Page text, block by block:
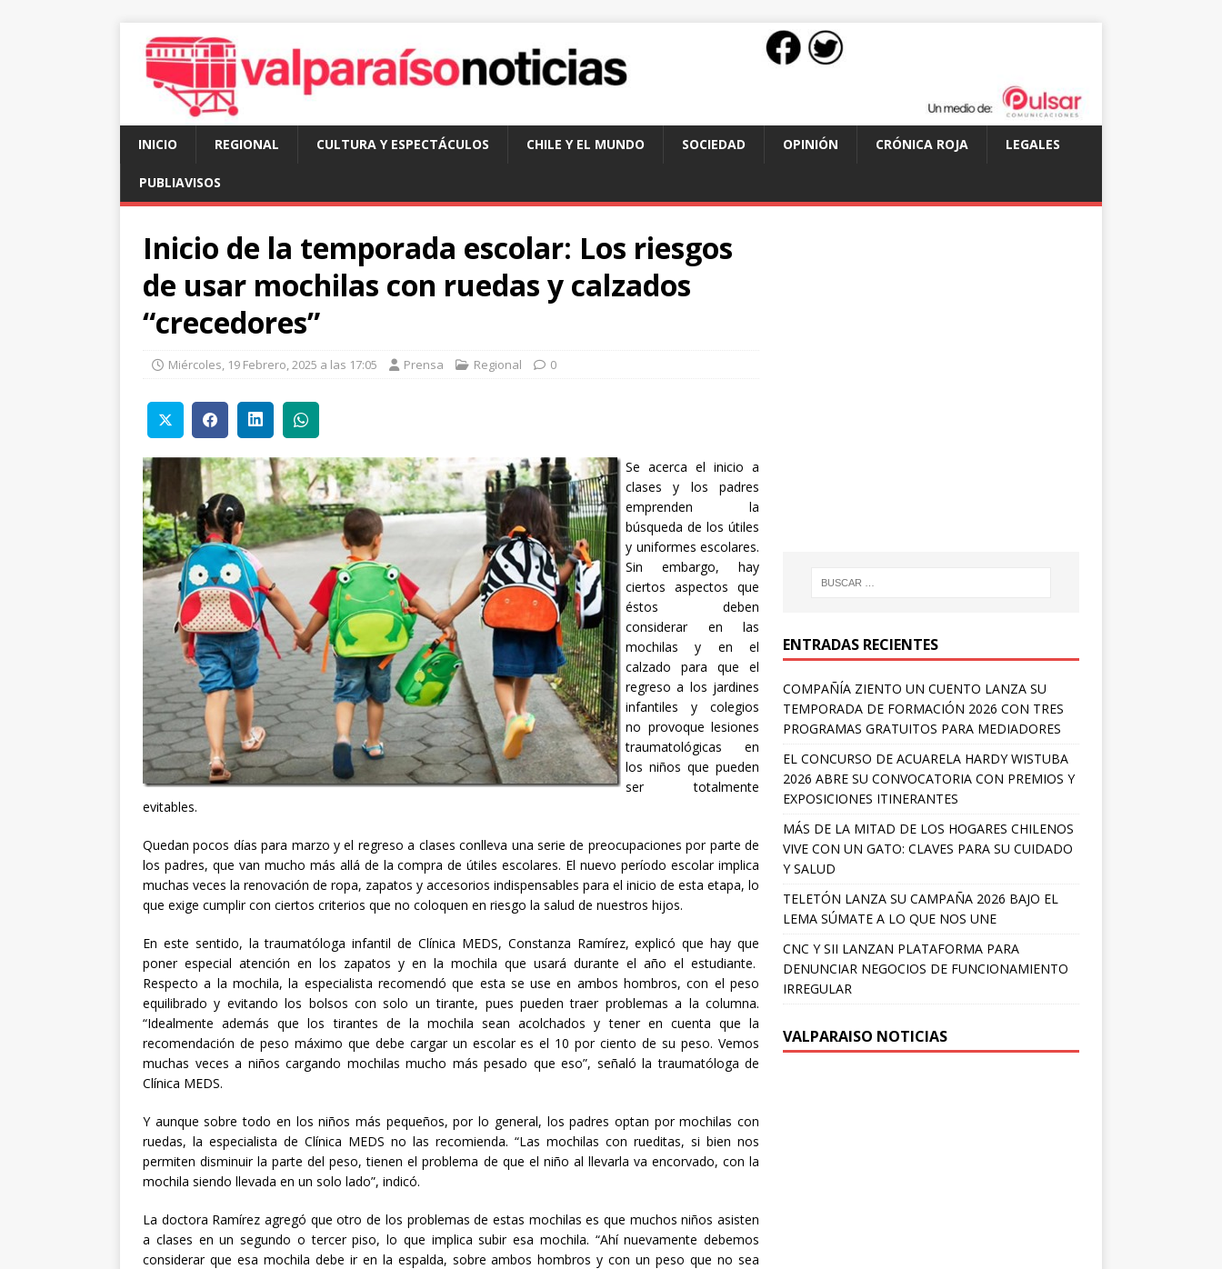
INICIO REGIONAL CULTURA Y ESPECTÁCULOS CHILE Y EL MUNDO SOCIEDAD OPINIÓN CRÓNICA ROJA LEGALES
PUBLIAVISOS
Inicio de la temporada escolar: Los riesgos
de usar mochilas con ruedas y calzados
“crecedores”
Miércoles, 19 Febrero, 2025 a las 17:05 Prensa Regional 0
Se acerca el inicio a
clases y los padres
emprenden la
búsqueda de los útiles
y uniformes escolares.
Sin embargo, hay
ciertos aspectos que
éstos deben
considerar en las
mochilas y en el
calzado para que el
regreso a los jardines
infantiles y colegios
no provoque lesiones
traumatológicas en
los niños que pueden
ser totalmente
evitables.
Quedan pocos días para marzo y el regreso a clases conlleva una serie de preocupaciones por parte de
los padres, que van mucho más allá de la compra de útiles escolares. El nuevo período escolar implica
muchas veces la renovación de ropa, zapatos y accesorios indispensables para el inicio de esta etapa, lo
que exige cumplir con ciertos criterios que no coloquen en riesgo la salud de nuestros hijos.
En este sentido, la traumatóloga infantil de Clínica MEDS, Constanza Ramírez, explicó que hay que
poner especial atención en los zapatos y en la mochila que usará durante el año el estudiante.
Respecto a la mochila, la especialista recomendó que esta se use en ambos hombros, con el peso
equilibrado y evitando los bolsos con solo un tirante, pues pueden traer problemas a la columna.
“Idealmente además que los tirantes de la mochila sean acolchados y tener en cuenta que la
recomendación de peso máximo que debe cargar un escolar es el 10 por ciento de su peso. Vemos
muchas veces a niños cargando mochilas mucho más pesado que eso”, señaló la traumatóloga de
Clínica MEDS.
Y aunque sobre todo en los niños más pequeños, por lo general, los padres optan por mochilas con
ruedas, la especialista de Clínica MEDS no las recomienda. “Las mochilas con rueditas, si bien nos
permiten disminuir la parte del peso, tienen el problema de que el niño al llevarla va encorvado, con la
mochila siendo llevada en un solo lado”, indicó.
La doctora Ramírez agregó que otro de los problemas de estas mochilas es que muchos niños asisten
a clases en un segundo o tercer piso, lo que implica subir esa mochila. “Ahí nuevamente debemos
considerar que esa mochila debe ir en la espalda, sobre ambos hombros y con un peso que no sea
ENTRADAS RECIENTES
COMPAÑÍA ZIENTO UN CUENTO LANZA SU
TEMPORADA DE FORMACIÓN 2026 CON TRES
PROGRAMAS GRATUITOS PARA MEDIADORES
EL CONCURSO DE ACUARELA HARDY WISTUBA
2026 ABRE SU CONVOCATORIA CON PREMIOS Y
EXPOSICIONES ITINERANTES
MÁS DE LA MITAD DE LOS HOGARES CHILENOS
VIVE CON UN GATO: CLAVES PARA SU CUIDADO
Y SALUD
TELETÓN LANZA SU CAMPAÑA 2026 BAJO EL
LEMA SÚMATE A LO QUE NOS UNE
CNC Y SII LANZAN PLATAFORMA PARA
DENUNCIAR NEGOCIOS DE FUNCIONAMIENTO
IRREGULAR
VALPARAISO NOTICIAS